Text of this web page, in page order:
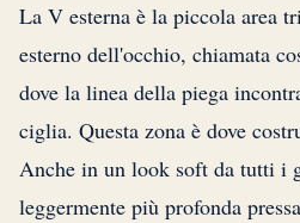
La V esterna è la piccola area
esterno dell'occhio, chiamata
dove la linea della piega
ciglia. Questa zona è dove
Anche in un look soft da tutti i
leggermente più profonda